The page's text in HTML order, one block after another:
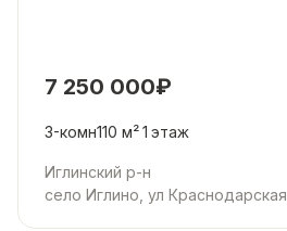
7 250 000₽
3-комн110 м²1 этаж
Иглинский р-н
село Иглино, ул Краснодарская